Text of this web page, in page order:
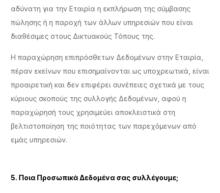
αδύνατη για την Εταιρία η εκπλήρωση της σύμβασης
πώλησης ή η παροχή των άλλων υπηρεσιών που είναι
διαθέσιμες στους Δικτυακούς Τόπους της.
Η παραχώρηση επιπρόσθετων Δεδομένων στην Εταιρία,
πέραν εκείνων που επισημαίνονται ως υποχρεωτικά, είναι
προαιρετική και δεν επιφέρει συνέπειες σχετικά με τους
κύριους σκοπούς της συλλογής Δεδομένων, αφού η
παραχώρησή τους χρησιμεύει αποκλειστικά στη
βελτιστοποίηση της ποιότητας των παρεχόμενων από
εμάς υπηρεσιών.
5. Ποια Προσωπικά Δεδομένα σας συλλέγουμε;